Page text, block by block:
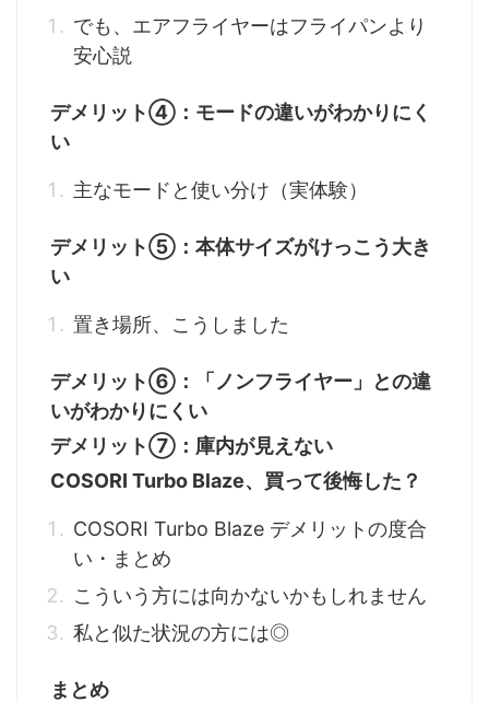
でも、エアフライヤーはフライパンより
安心説
デメリット④：モードの違いがわかりにく
い
主なモードと使い分け（実体験）
デメリット⑤：本体サイズがけっこう大き
い
置き場所、こうしました
デメリット⑥：「ノンフライヤー」との違
いがわかりにくい
デメリット⑦：庫内が見えない
COSORI Turbo Blaze、買って後悔した？
COSORI Turbo Blaze デメリットの度合
い・まとめ
こういう方には向かないかもしれません
私と似た状況の方には◎
まとめ